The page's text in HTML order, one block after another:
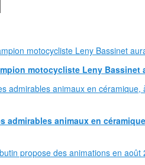
motocycliste Leny Bassinet
admirables animaux en